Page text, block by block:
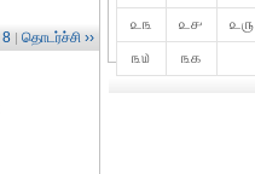
8 | தொடர்ச்சி ››
௨௩
௨௪ ௨௫
௩௰
௩௧